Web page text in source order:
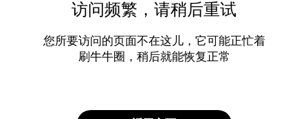
访问频繁，请稍后重试
您所要访问的页面不在这儿，它可能正忙着
刷牛牛圈，稍后就能恢复正常